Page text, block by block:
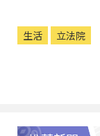
生活 立法院